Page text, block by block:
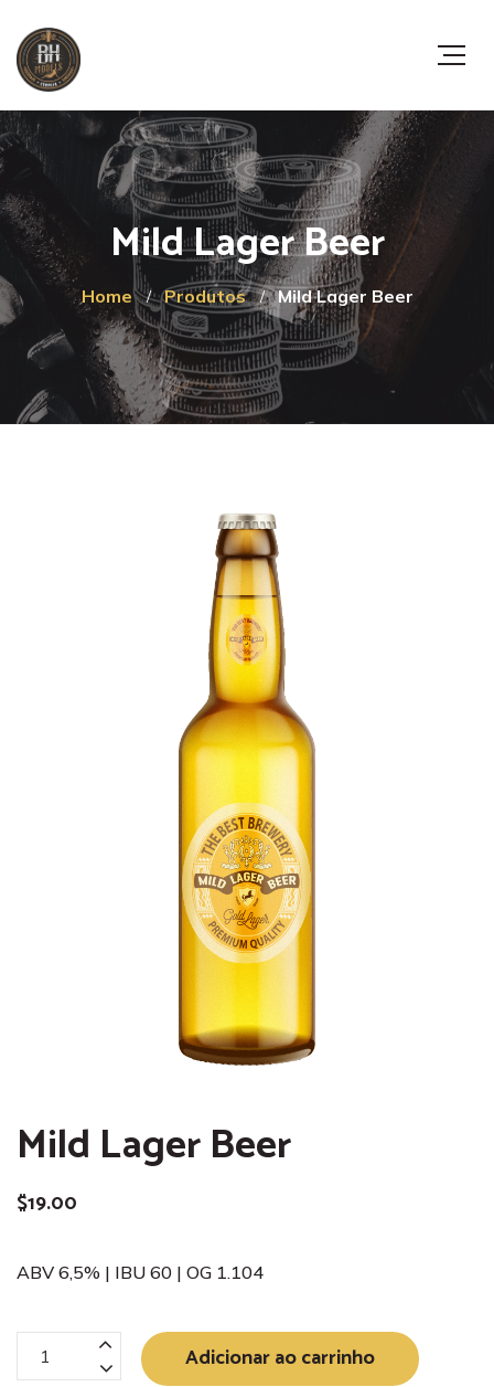
Mild Lager Beer
Home Produtos Mild Lager Beer
Mild Lager Beer
$19.00
ABV 6,5% | IBU 60 | OG 1.104
Lager
Adicionar ao carrinho